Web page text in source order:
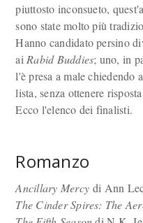
piuttosto inconsueto,
sono state molto più
Hanno candidato persino
ai Rabid Buddies; uno, in
l'è presa a male chiedendo
lista, senza ottenere
Ecco l'elenco dei finalisti.
Romanzo
Ancillary Mercy di Ann
The Cinder Spires: The